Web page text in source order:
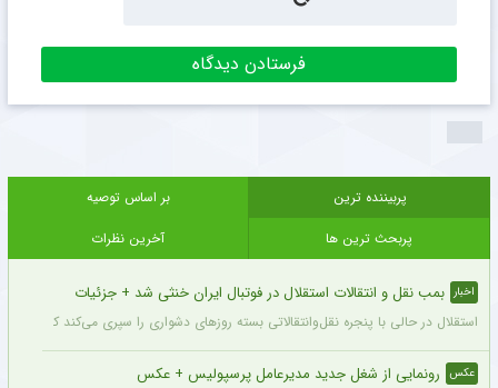
پربیننده ترین
بر اساس توصیه
پربحث ترین ها
آخرین نظرات
اخبار بمب نقل و انتقالات استقلال در فوتبال ایران خنثی شد + جزئیات
استقلال در حالی با پنجره نقل‌وانتقالاتی بسته روزهای دشواری را سپری می‌کند که در
عکس رونمایی از شغل جدید مدیرعامل پرسپولیس + عکس